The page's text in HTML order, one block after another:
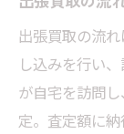
出張買取の流
し込みを行い
が自宅を訪問
定。査定額に